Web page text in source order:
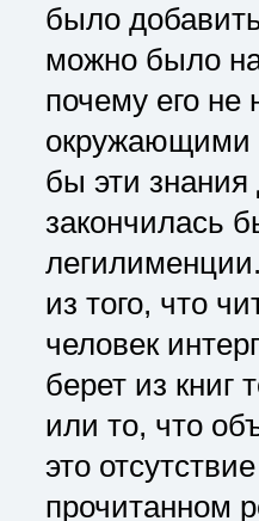
было
можно было
почему его не
окружающими
бы эти знания
закончилась
из того, что
человек
берет из
или то, что
это
прочитанном